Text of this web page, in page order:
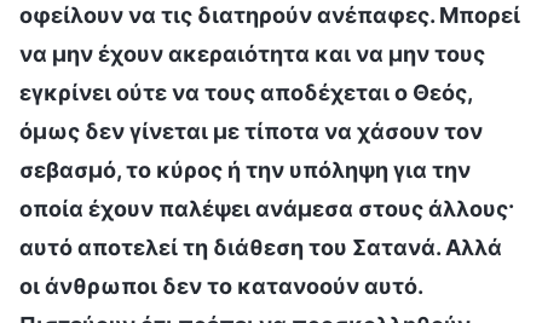
οφείλουν να τις διατηρούν ανέπαφες. Μπορεί
να μην έχουν ακεραιότητα και να μην τους
εγκρίνει ούτε να τους αποδέχεται ο Θεός,
όμως δεν γίνεται με τίποτα να χάσουν τον
σεβασμό, το κύρος ή την υπόληψη για την
οποία έχουν παλέψει ανάμεσα στους άλλους·
αυτό αποτελεί τη διάθεση του Σατανά. Αλλά
οι άνθρωποι δεν το κατανοούν αυτό.